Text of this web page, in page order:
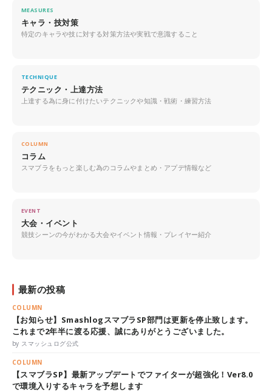
MEASURES
キャラ・技対策
特定のキャラや技に対する対策方法や実戦で意識すること
TECHNIQUE
テクニック・上達方法
上達する為に身に付けたいテクニックや知識・戦術・練習方法
COLUMN
コラム
スマブラをもっと楽しむ為のコラムやまとめ・アプデ情報など
EVENT
大会・イベント
競技シーンの今がわかる大会やイベント情報・プレイヤー紹介
最新の投稿
COLUMN
【お知らせ】SmashlogスマブラSP部門は更新を停止致します。
これまで2年半に渡る応援、誠にありがとうございました。
by スマッシュログ公式
COLUMN
【スマブラSP】最新アップデートでファイターが超強化！Ver8.0
で環境入りするキャラを予想します